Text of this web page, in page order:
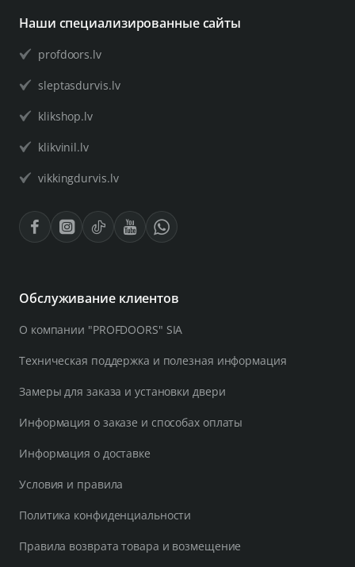
Наши специализированные сайты
profdoors.lv
sleptasdurvis.lv
klikshop.lv
klikvinil.lv
vikkingdurvis.lv
Обслуживание клиентов
О компании "PROFDOORS" SIA
Техническая поддержка и полезная информация
Замеры для заказа и установки двери
Информация о заказе и способах оплаты
Информация о доставке
Условия и правила
Политика конфиденциальности
Правила возврата товара и возмещение